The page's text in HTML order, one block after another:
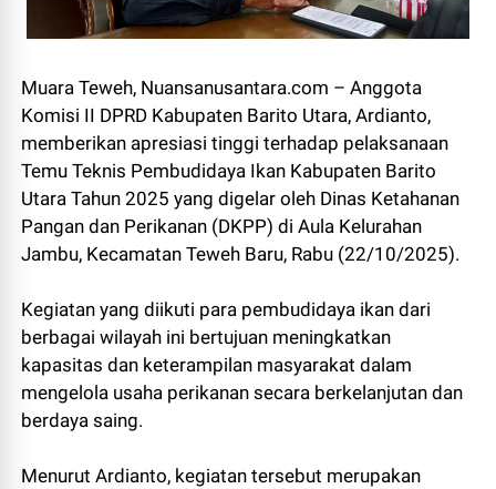
Muara Teweh, Nuansanusantara.com – Anggota
Komisi II DPRD Kabupaten Barito Utara, Ardianto,
memberikan apresiasi tinggi terhadap pelaksanaan
Temu Teknis Pembudidaya Ikan Kabupaten Barito
Utara Tahun 2025 yang digelar oleh Dinas Ketahanan
Pangan dan Perikanan (DKPP) di Aula Kelurahan
Jambu, Kecamatan Teweh Baru, Rabu (22/10/2025).
Kegiatan yang diikuti para pembudidaya ikan dari
berbagai wilayah ini bertujuan meningkatkan
kapasitas dan keterampilan masyarakat dalam
mengelola usaha perikanan secara berkelanjutan dan
berdaya saing.
Menurut Ardianto, kegiatan tersebut merupakan